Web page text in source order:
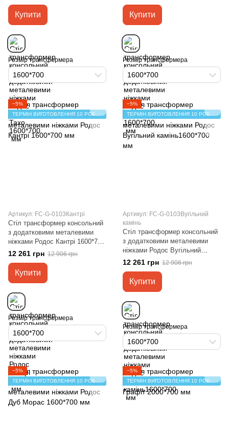
Купити
Розмір трансформера
1600*700
Купити
Розмір трансформера
1600*700
−5%
Артикул: FC-G-0103Кантрі
Стіл трансформер консольний
з додатковими металевими
ніжками Родос Кантрі 1600*700
мм
12 261 грн 12 906 грн
Купити
Розмір трансформера
1600*700
−5%
Артикул: FC-G-0103Вугільний
камінь
Стіл трансформер консольний
з додатковими металевими
ніжками Родос Вугільний
камінь1600*700 мм
12 261 грн 12 906 грн
Купити
Розмір трансформера
1600*700
−5%
−5%